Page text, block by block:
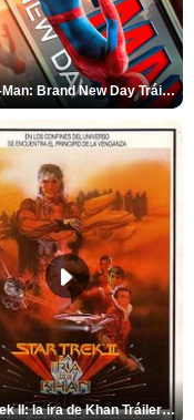
Spider-Man: Brand New Day Tráiler (3)
Star Trek II: la ira de Khan Tráiler VO